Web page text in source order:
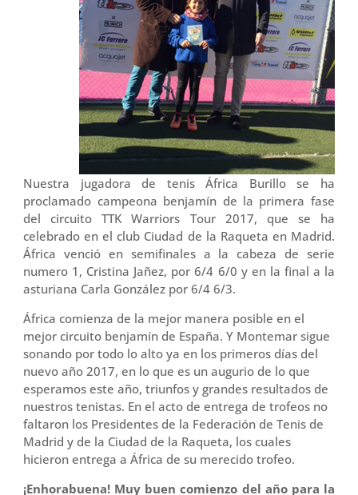
Nuestra jugadora de tenis África Burillo se ha
proclamado campeona benjamín de la primera fase
del circuito TTK Warriors Tour 2017, que se ha
celebrado en el club Ciudad de la Raqueta en Madrid.
África venció en semifinales a la cabeza de serie
numero 1, Cristina Jañez, por 6/4 6/0 y en la final a la
asturiana Carla González por 6/4 6/3.
África comienza de la mejor manera posible en el
mejor circuito benjamín de España. Y Montemar sigue
sonando por todo lo alto ya en los primeros días del
nuevo año 2017, en lo que es un augurio de lo que
esperamos este año, triunfos y grandes resultados de
nuestros tenistas. En el acto de entrega de trofeos no
faltaron los Presidentes de la Federación de Tenis de
Madrid y de la Ciudad de la Raqueta, los cuales
hicieron entrega a África de su merecido trofeo.
¡Enhorabuena! Muy buen comienzo del año para la